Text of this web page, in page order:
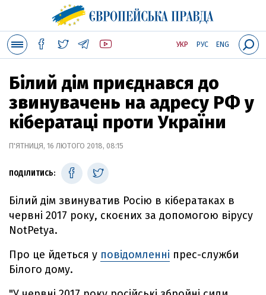
УКР РУС ENG
Білий дім приєднався до
звинувачень на адресу РФ у
кібератаці проти України
П'ЯТНИЦЯ, 16 ЛЮТОГО 2018, 08:15
ПОДІЛИТИСЬ:
Білий дім звинуватив Росію в кібератаках в
червні 2017 року, скоєних за допомогою вірусу
NotPetya.
Про це йдеться у повідомленні прес-служби
Білого дому.